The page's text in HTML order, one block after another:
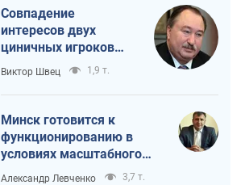
Совпадение
интересов двух
циничных игроков
или тайный план
Трампа и Путина?
Виктор Швец 1,9 т.
Минск готовится к
функционированию в
условиях масштабного
военного кризиса
Александр Левченко 3,7 т.